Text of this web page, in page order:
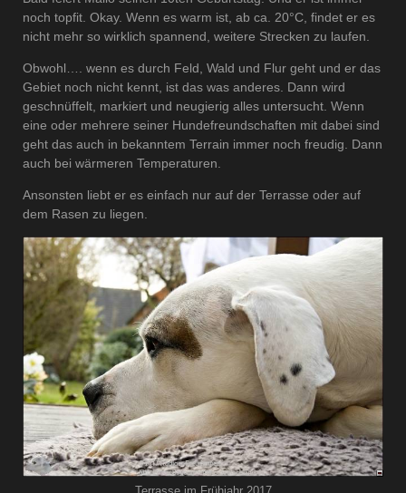
noch topfit. Okay. Wenn es warm ist, ab ca. 20°C, findet er es
nicht mehr so wirklich spannend, weitere Strecken zu laufen.
Obwohl…. wenn es durch Feld, Wald und Flur geht und er das
Gebiet noch nicht kennt, ist das was anderes. Dann wird
geschnüffelt, markiert und neugierig alles untersucht. Wenn
eine oder mehrere seiner Hundefreundschaften mit dabei sind
geht das auch in bekanntem Terrain immer noch freudig. Dann
auch bei wärmeren Temperaturen.
Ansonsten liebt er es einfach nur auf der Terrasse oder auf
dem Rasen zu liegen.